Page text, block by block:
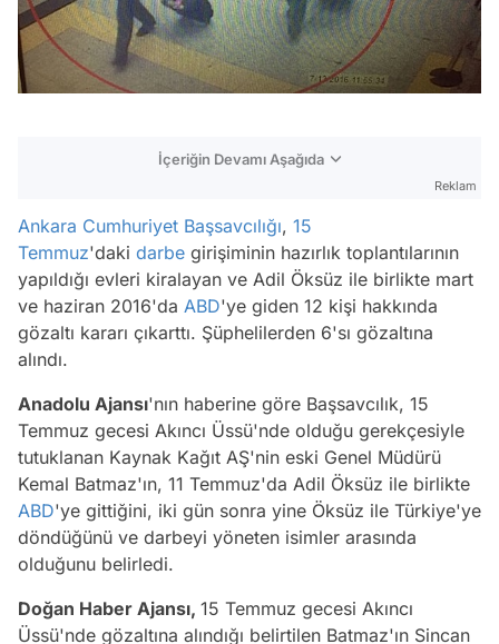
İçeriğin Devamı Aşağıda
Reklam
Ankara Cumhuriyet Başsavcılığı, 15
Temmuz'daki darbe girişiminin hazırlık toplantılarının
yapıldığı evleri kiralayan ve Adil Öksüz ile birlikte mart
ve haziran 2016'da ABD'ye giden 12 kişi hakkında
gözaltı kararı çıkarttı. Şüphelilerden 6'sı gözaltına
alındı.
Anadolu Ajansı'nın haberine göre Başsavcılık, 15
Temmuz gecesi Akıncı Üssü'nde olduğu gerekçesiyle
tutuklanan Kaynak Kağıt AŞ'nin eski Genel Müdürü
Kemal Batmaz'ın, 11 Temmuz'da Adil Öksüz ile birlikte
ABD'ye gittiğini, iki gün sonra yine Öksüz ile Türkiye'ye
döndüğünü ve darbeyi yöneten isimler arasında
olduğunu belirledi.
Doğan Haber Ajansı, 15 Temmuz gecesi Akıncı
Üssü'nde gözaltına alındığı belirtilen Batmaz'ın Sincan